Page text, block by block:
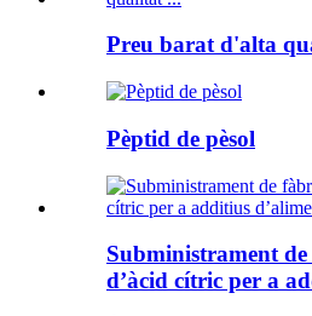
Preu barat d'alta
Pèptid de pèsol
Subministrament
d’àcid cítric per a